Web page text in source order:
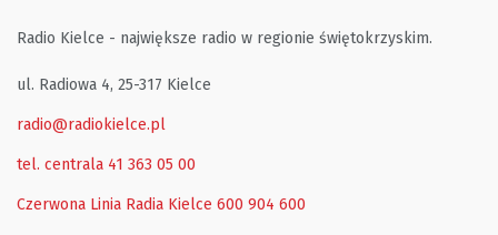
Radio Kielce - największe radio w regionie świętokrzyskim.
ul. Radiowa 4, 25-317 Kielce
radio@radiokielce.pl
tel. centrala 41 363 05 00
Czerwona Linia Radia Kielce 600 904 600